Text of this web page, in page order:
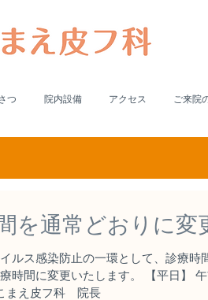
つ 院内設備 アクセス ご来院
を通常どおりに変
ルス感染防止の一環として、診療時
時間に変更いたします。 【平日】
まえ皮フ科 院長